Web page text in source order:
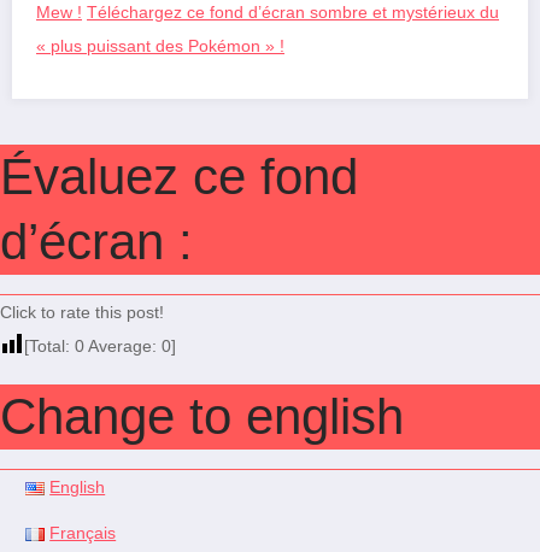
Mew ! Téléchargez ce fond d’écran sombre et mystérieux du
« plus puissant des Pokémon » !
Évaluez ce fond
d’écran :
Click to rate this post!
[Total: 0Average: 0]
Change to english
English
Français